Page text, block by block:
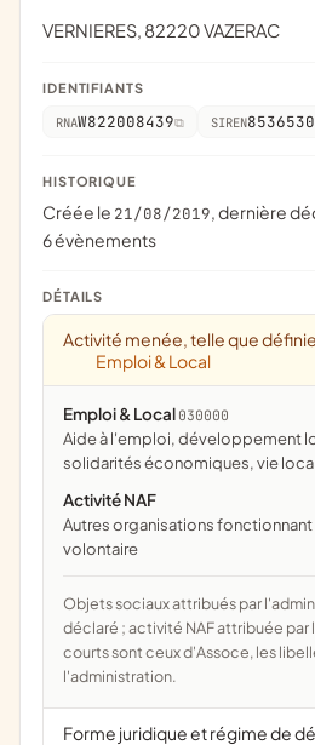
VERNIERES, 82220 VAZERAC
IDENTIFIANTS
RNAW822008439 SIREN
HISTORIQUE
Créée le 21/08/2019, dernière
6 évènements
DÉTAILS
Activité menée, telle que
Emploi & Local
Emploi & Local 030000
aide à l'emploi, développement local, promotion de
solidarités économiques, vie
Activité NAF
Autres organisations
volontaire
Objets sociaux attribués par l'administration d'après l'objet
déclaré ; activité NAF attribuée par
courts sont ceux d'Assoce, les
l'administration.
Forme juridique et régime de